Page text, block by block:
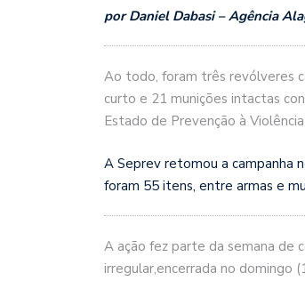
por Daniel Dabasi – Agência
Ao todo, foram três revólveres
curto e 21 munições intactas
Estado de Prevenção à
A Seprev retomou a campanha
foram 55 itens, entre armas e
A ação fez parte da semana de
irregular,encerrada no domingo